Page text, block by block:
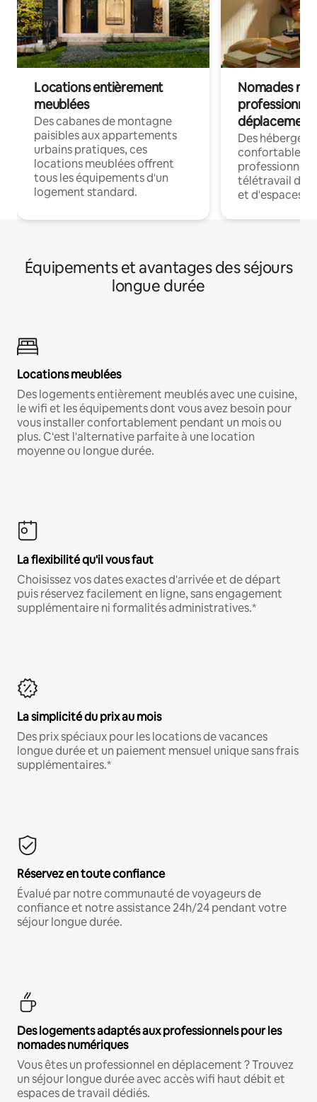
Locations entièrement
meublées
Des cabanes de montagne
paisibles aux appartements
urbains pratiques, ces
locations meublées offrent
tous les équipements d'un
logement standard.
Nomades
déplacement
Des
confortables
professionnels
télétravail
et d'espaces
Équipements et avantages des séjours
longue durée
Locations meublées
Des logements entièrement meublés avec une cuisine,
le wifi et les équipements dont vous avez besoin pour
vous installer confortablement pendant un mois ou
plus. C'est l'alternative parfaite à une location
moyenne ou longue durée.
La flexibilité qu'il vous faut
Choisissez vos dates exactes d'arrivée et de départ
puis réservez facilement en ligne, sans engagement
supplémentaire ni formalités administratives.*
La simplicité du prix au mois
Des prix spéciaux pour les locations de vacances
longue durée et un paiement mensuel unique sans frais
supplémentaires.*
Réservez en toute confiance
Évalué par notre communauté de voyageurs de
confiance et notre assistance 24h/24 pendant votre
séjour longue durée.
Des logements adaptés aux professionnels pour les
nomades numériques
Vous êtes un professionnel en déplacement ? Trouvez
un séjour longue durée avec accès wifi haut débit et
espaces de travail dédiés.